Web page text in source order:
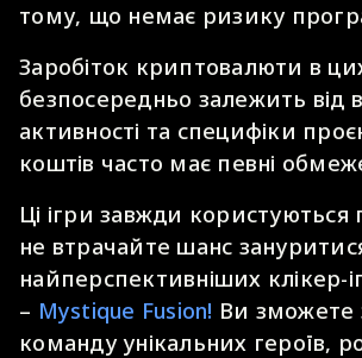
тому, що немає ризику
Заробіток криптовалюти в
безпосередньо залежить від
активності та специфіки
коштів часто має певні
Ці ігри завжди
не втрачайте шанс
найперспективніших клікер-
– Mystique Fusion! Ви зможете
команду унікальних героїв,